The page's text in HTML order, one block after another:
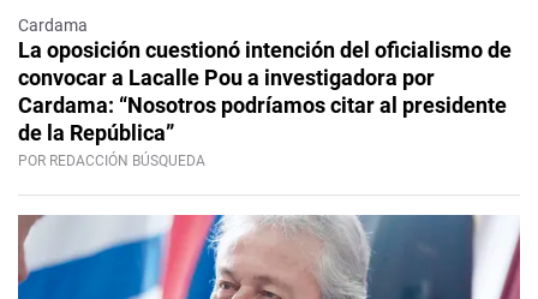
Cardama
La oposición cuestionó intención del oficialismo de
convocar a Lacalle Pou a investigadora por
Cardama: “Nosotros podríamos citar al presidente
de la República”
POR REDACCIÓN BÚSQUEDA